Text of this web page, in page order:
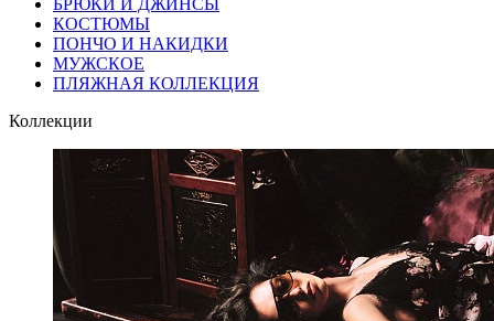
БРЮКИ И ДЖИНСЫ
КОСТЮМЫ
ПОНЧО И НАКИДКИ
МУЖСКОЕ
ПЛЯЖНАЯ КОЛЛЕКЦИЯ
Коллекции